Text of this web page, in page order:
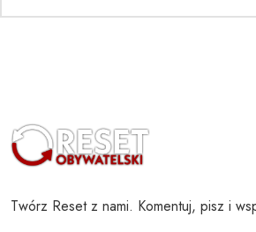
Twórz Reset z nami. Komentuj, pisz i